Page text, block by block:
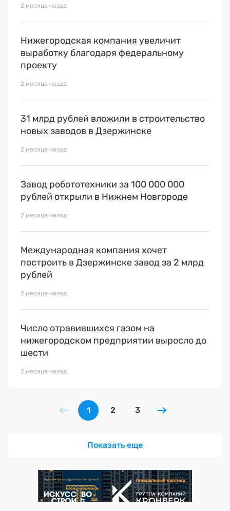
2 месяца назад
Нижегородская компания увеличит
выработку благодаря федеральному
проекту
2 месяца назад
31 млрд рублей вложили в строительство
новых заводов в Дзержинске
2 месяца назад
Завод робототехники за 100 000 000
рублей открыли в Нижнем Новгороде
2 месяца назад
Международная компания хочет
построить в Дзержинске завод за 2 млрд
рублей
2 месяца назад
Число отравившихся газом на
нижегородском предприятии выросло до
шести
2 месяца назад
1 2 3
Показать еще